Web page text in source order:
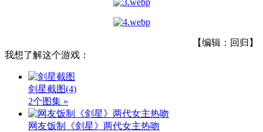
【编辑：回归】
我想了解这个游戏：
剑星截图(4)
2个图集 »
网友饭制《剑星》两代女主热吻